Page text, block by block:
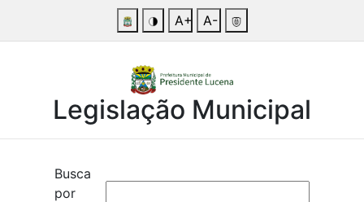
A+ A-
Legislação Municipal
Busca
por